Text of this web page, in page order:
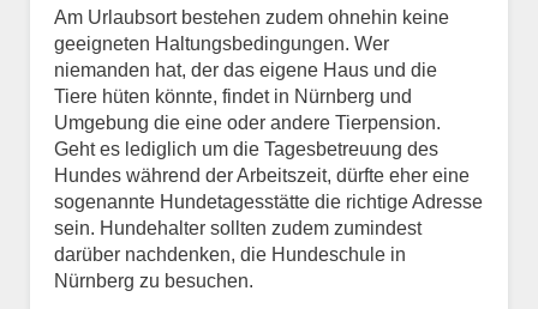
Am Urlaubsort bestehen zudem ohnehin keine
geeigneten Haltungsbedingungen. Wer
niemanden hat, der das eigene Haus und die
Tiere hüten könnte, findet in Nürnberg und
Umgebung die eine oder andere Tierpension.
Geht es lediglich um die Tagesbetreuung des
Hundes während der Arbeitszeit, dürfte eher eine
sogenannte Hundetagesstätte die richtige Adresse
sein. Hundehalter sollten zudem zumindest
darüber nachdenken, die Hundeschule in
Nürnberg zu besuchen.